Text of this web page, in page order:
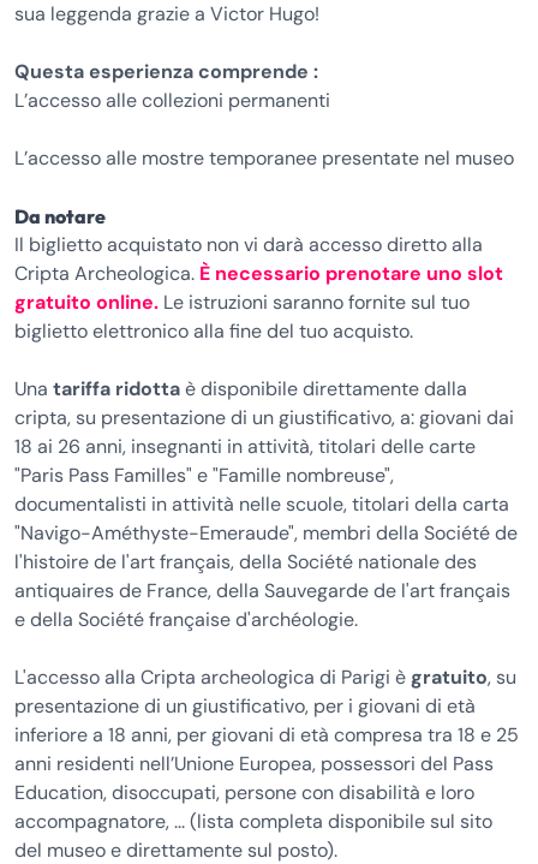
sua leggenda grazie a Victor Hugo!
Questa esperienza comprende :
L’accesso alle collezioni permanenti
L’accesso alle mostre temporanee presentate nel museo
Da notare
Il biglietto acquistato non vi darà accesso diretto alla
Cripta Archeologica. È necessario prenotare uno slot
gratuito online. Le istruzioni saranno fornite sul tuo
biglietto elettronico alla fine del tuo acquisto.
Una tariffa ridottaè disponibile direttamente dalla
cripta, su presentazione di un giustificativo, a: giovani dai
18 ai 26 anni, insegnanti in attività, titolari delle carte
"Paris Pass Familles" e "Famille nombreuse",
documentalisti in attività nelle scuole, titolari della carta
"Navigo-Améthyste-Emeraude", membri della Société de
l'histoire de l'art français, della Société nationale des
antiquaires de France, della Sauvegarde de l'art français
e della Société française d'archéologie.
L'accesso alla Cripta archeologica di Parigi è gratuito, su
presentazione di un giustificativo, per i giovani di età
inferiore a 18 anni, per giovani di età compresa tra 18 e 25
anni residenti nell’Unione Europea, possessori del Pass
Education, disoccupati, persone con disabilità e loro
accompagnatore, ... (lista completa disponibile sul sito
del museo e direttamente sul posto).